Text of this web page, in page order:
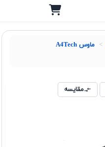
ماوس A4Tech
مقایسه